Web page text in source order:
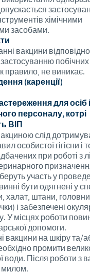
хімічними
засобами.
вакцини
правило, не виникає.
(каренції)
для осіб і
персоналу, котрі
ВІП
слід
особистої гігієни і
при роботі з
участь у
бути одягнені у
халат, штани,
і забезпечені
У місцях роботи
допомоги.
вакцини на шкіру та/
промити
води. Після роботи з
милом.